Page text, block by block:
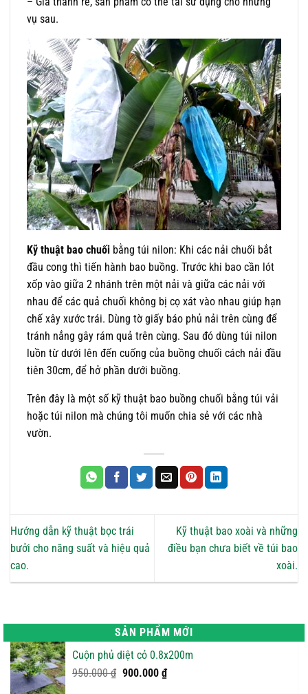
vụ sau.
Kỹ thuật bao chuối bằng túi nilon: Khi các nải chuối bắt
đầu cong thì tiến hành bao buồng. Trước khi bao cần lót
xốp vào giữa 2 nhánh trên một nải và giữa các nải với
nhau để các quả chuối không bị cọ xát vào nhau giúp hạn
chế xây xước trái. Dùng tờ giấy báo phủ nải trên cùng để
tránh nắng gây rám quả trên cùng. Sau đó dùng túi nilon
luồn từ dưới lên đến cuống của buồng chuối cách nải đầu
tiên 30cm, để hở phần dưới buồng.
Trên đây là một số kỹ thuật bao buồng chuối bằng túi vải
hoặc túi nilon mà chúng tôi muốn chia sẻ với các nhà
vườn.
Hướng dẫn kỹ thuật bọc trái
bưởi cho năng suất và hiệu quả
cao.
Kỹ thuật bao xoài và những
điều bạn chưa biết về túi bao
xoài.
SẢN PHẨM MỚI
Cuộn phủ diệt cỏ 0.8x200m
950.000₫ Giá
900.000 ₫Giá